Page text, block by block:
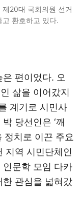
20대 국회의원 선거
환호하고 있다.
편이었다. 오
삶을 이어갔지
계기로 시민사
당선인은 ‘깨
정치로 이끈 주요
지역 시민단체인
인문학 모임 다카
관심을 넓혀갔